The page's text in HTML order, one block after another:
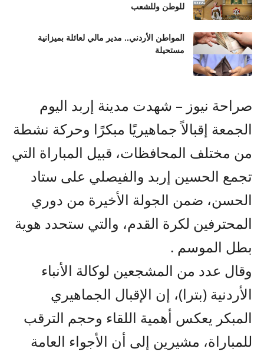
للوطن وللشعب
المواطن الأردني.. مدير مالي لعائلة بميزانية
مستحيلة
صراحة نيوز – شهدت مدينة إربد اليوم
الجمعة إقبالاً جماهيريًا مبكرًا وحركة نشطة
من مختلف المحافظات، قبيل المباراة التي
تجمع الحسين إربد والفيصلي على ستاد
الحسن، ضمن الجولة الأخيرة من دوري
المحترفين لكرة القدم، والتي ستحدد هوية
بطل الموسم .
وقال عدد من المشجعين لوكالة الأنباء
الأردنية (بترا)، إن الإقبال الجماهيري
المبكر يعكس أهمية اللقاء وحجم الترقب
للمباراة، مشيرين إلى أن الأجواء العامة